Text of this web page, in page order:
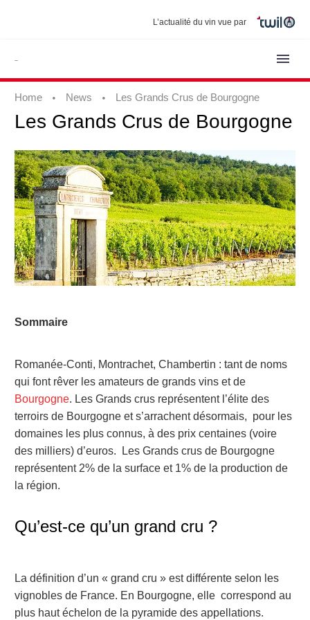
L’actualité du vin vue par
Home News Les Grands Crus de Bourgogne
Les Grands Crus de Bourgogne
Sommaire
Romanée-Conti, Montrachet, Chambertin : tant de noms
qui font rêver les amateurs de grands vins et de
Bourgogne. Les Grands crus représentent l’élite des
terroirs de Bourgogne et s’arrachent désormais, pour les
domaines les plus connus, à des prix centaines (voire
des milliers) d’euros.
Les Grands crus de Bourgogne
représentent 2% de la surface et 1% de la production de
la région.
Qu’est-ce qu’un grand cru ?
La définition d’un « grand cru » est différente selon les
vignobles de France. En Bourgogne, elle correspond au
plus haut échelon de la pyramide des appellations.